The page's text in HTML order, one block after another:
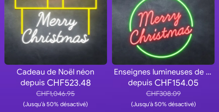
Cadeau de Noël néon
depuis CHF523.48
CHF1,046.95
(Jusqu'à 50% désactivé)
Enseignes lumineuses de Noël
depuisCHF154.05
CHF308.09
(Jusqu'à 50% désactivé)